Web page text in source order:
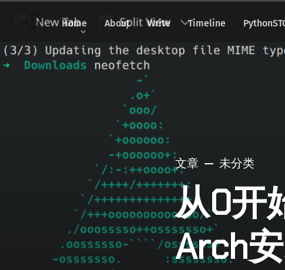
Home About Write Timeline
文章 未分类
从0开
Arch